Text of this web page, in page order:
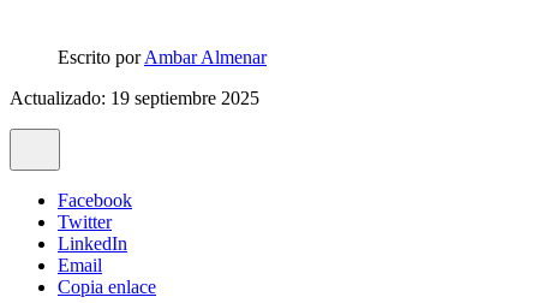
Escrito porAmbar Almenar
Actualizado: 19 septiembre 2025
Facebook
Twitter
LinkedIn
Email
Copia enlace